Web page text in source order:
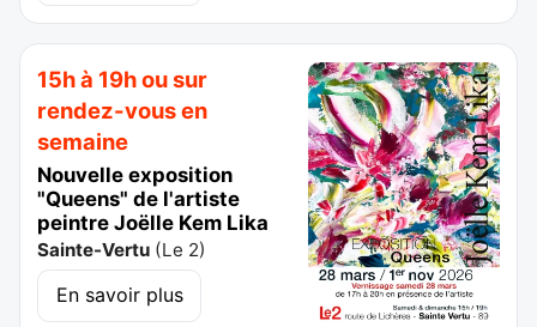
15h à 19h ou sur
rendez-vous en
semaine
Nouvelle exposition
"Queens" de l'artiste
peintre Joëlle Kem Lika
Sainte-Vertu (Le 2)
En savoir plus